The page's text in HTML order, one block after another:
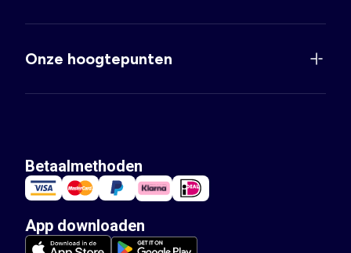
Onze hoogtepunten
Betaalmethoden
App downloaden